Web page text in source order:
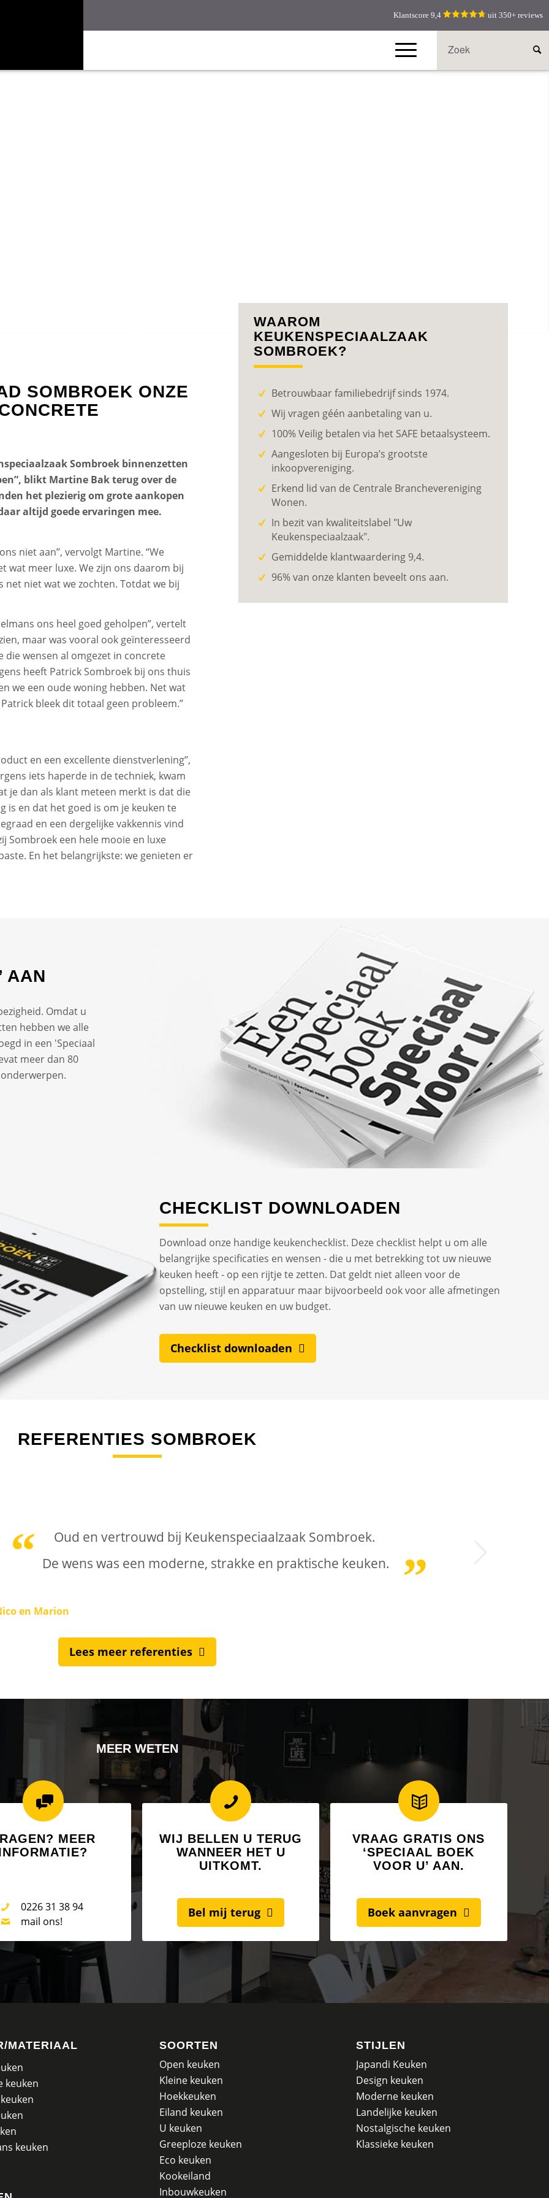
Klantscore 9,4 uit 350+ reviews
SOMBROEK ONZE
Sombroek binnenzetten
blikt Martine Bak terug over de
het plezierig om grote aankopen
altijd goede ervaringen mee.
niet aan’’, vervolgt Martine. “We
wat meer luxe. We zijn ons daarom bij
niet wat we zochten. Totdat we bij
ons heel goed geholpen”, vertelt
maar was vooral ook geïnteresseerd
die wensen al omgezet in concrete
heeft Patrick Sombroek bij ons thuis
we een oude woning hebben. Net wat
bleek dit totaal geen probleem.’’
en een excellente dienstverlening’’,
iets haperde in de techniek, kwam
je dan als klant meteen merkt is dat die
is en dat het goed is om je keuken te
en een dergelijke vakkennis vind
Sombroek een hele mooie en luxe
En het belangrijkste: we genieten er
WAAROM
KEUKENSPECIAALZAAK
SOMBROEK?
Betrouwbaar familiebedrijf sinds 1974.
Wij vragen géén aanbetaling van u.
100% Veilig betalen via het SAFE betaalsysteem.
Aangesloten bij Europa’s grootste
inkoopvereniging.
Erkend lid van de Centrale Branchevereniging
Wonen.
In bezit van kwaliteitslabel "Uw
Keukenspeciaalzaak".
Gemiddelde klantwaardering 9,4.
96% van onze klanten beveelt ons aan.
AAN
Omdat u
hebben we alle
in een 'Speciaal
meer dan 80
CHECKLIST DOWNLOADEN
Download onze handige keukenchecklist. Deze checklist helpt u om alle
belangrijke specificaties en wensen - die u met betrekking tot uw nieuwe
keuken heeft - op een rijtje te zetten. Dat geldt niet alleen voor de
opstelling, stijl en apparatuur maar bijvoorbeeld ook voor alle afmetingen
van uw nieuwe keuken en uw budget.
Checklist downloaden
REFERENTIES SOMBROEK
Oud en vertrouwd bij Keukenspeciaalzaak Sombroek.
De wens was een moderne, strakke en praktische keuken.
en Marion
Volgende
Lees meer referenties
MEER WETEN
MEER
0226 31 38 94
mail ons!
WIJ BELLEN U TERUG
WANNEER HET U
UITKOMT.
Bel mij terug
VRAAG GRATIS ONS
‘SPECIAAL BOEK
VOOR U’ AAN.
Boek aanvragen
MATERIAAL
keuken
keuken
SOORTEN
Open keuken
Kleine keuken
Hoekkeuken
Eiland keuken
U keuken
Greeploze keuken
Eco keuken
Kookeiland
Inbouwkeuken
STIJLEN
Japandi Keuken
Design keuken
Moderne keuken
Landelijke keuken
Nostalgische keuken
Klassieke keuken